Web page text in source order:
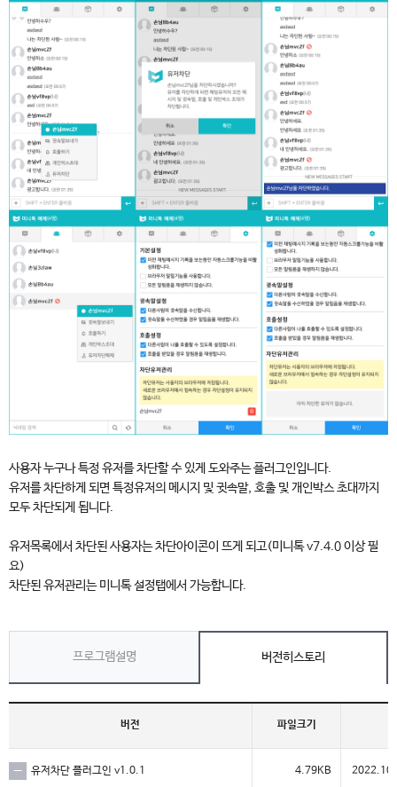
사용자 누구나 특정 유저를 차단할 수 있게 도와주는 플러그인입니다.
유저를 차단하게 되면 특정유저의 메시지 및 귓속말, 호출 및 개인박스 초대까지
모두 차단되게 됩니다.
유저목록에서 차단된 사용자는 차단아이콘이 뜨게 되고(미니톡 v7.4.0 이상 필
요)
차단된 유저관리는 미니톡 설정탭에서 가능합니다.
프로그램설명 버전히스토리
버전 파일크기
유저차단 플러그인 v1.0.1 4.79KB